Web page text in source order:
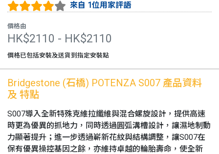
來自 1位用家評語
價格由
HK$2110 - HK$2110
價格已包括安裝及送貨到指定安裝點
Bridgestone (石橋) POTENZA S007 產品資料
及 特點
S007導入全新特殊克維拉纖維與混合螺旋設計，提供高速
時更為優異的抓地力，同時透過圓弧溝槽設計，讓濕地制動
力顯著提升；進一步透過嶄新花紋與結構調整，讓S007在
保有優異操控基因之餘，亦維持卓越的輪胎壽命，使全新